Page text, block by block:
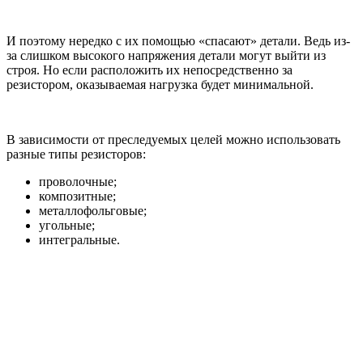
И поэтому нередко с их помощью «спасают» детали. Ведь из-
за слишком высокого напряжения детали могут выйти из
строя. Но если расположить их непосредственно за
резистором, оказываемая нагрузка будет минимальной.
В зависимости от преследуемых целей можно использовать
разные типы резисторов:
проволочные;
композитные;
металлофольговые;
угольные;
интегральные.